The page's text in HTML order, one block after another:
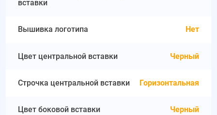
вставки
Вышивка логотипа Нет
Цвет центральной вставки Черный
Строчка центральной вставки Горизонтальная
Цвет боковой вставки Черный